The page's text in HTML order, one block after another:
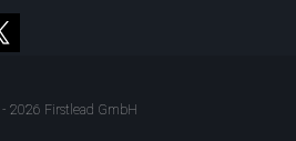
2026 Firstlead GmbH